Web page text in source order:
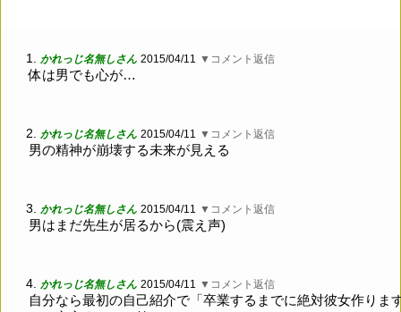
1. かれっじ名無しさん 2015/04/11 ▼コメント返信
体は男でも心が…
2. かれっじ名無しさん 2015/04/11 ▼コメント返信
男の精神が崩壊する未来が見える
3. かれっじ名無しさん 2015/04/11 ▼コメント返信
男はまだ先生が居るから(震え声)
4. かれっじ名無しさん 2015/04/11 ▼コメント返信
自分なら最初の自己紹介で「卒業するまでに絶対彼女作りま